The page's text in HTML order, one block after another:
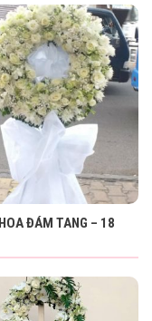
HOA ĐÁM TANG – 18